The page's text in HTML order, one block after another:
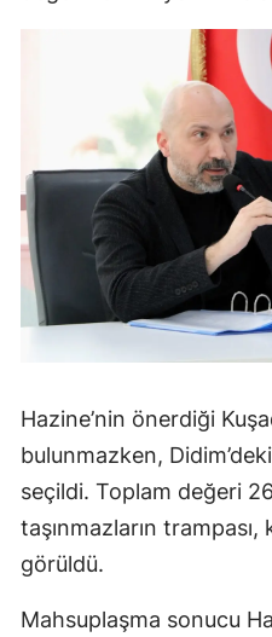
Hazine’nin önerdiği
bulunmazken,
seçildi. Toplam değeri
taşınmazların
görüldü.
Mahsuplaşma sonucu